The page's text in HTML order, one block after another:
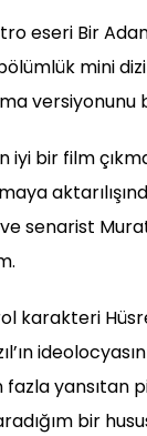
eseri Bir
mini
versiyonunu
iyi bir film
senarist
karakteri
fazla
bir